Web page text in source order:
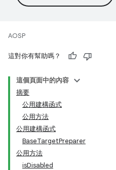
AOSP
這對你有幫助嗎？
這個頁面中的內容
摘要
公用建構函式
公用方法
公用建構函式
BaseTargetPreparer
公用方法
isDisabled